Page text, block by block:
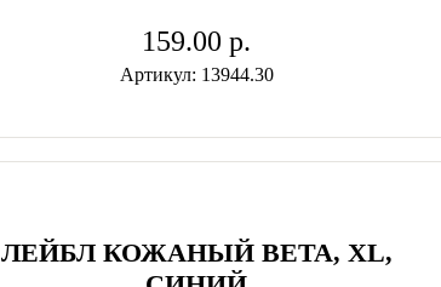
159.00 p.
Артикул: 13944.30
ЛЕЙБЛ КОЖАНЫЙ BETA, XL,